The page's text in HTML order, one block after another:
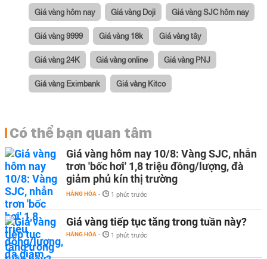
Giá vàng hôm nay Giá vàng Doji Giá vàng SJC hôm nay
Giá vàng 9999 Giá vàng 18k Giá vàng tây
Giá vàng 24K Giá vàng online Giá vàng PNJ
Giá vàng Eximbank Giá vàng Kitco
Có thể bạn quan tâm
Giá vàng hôm nay 10/8: Vàng SJC, nhẫn
trơn 'bốc hơi' 1,8 triệu đồng/lượng, đà
giảm phủ kín thị trường
HÀNG HÓA - 1 phút trước
Giá vàng tiếp tục tăng trong tuần này?
HÀNG HÓA - 1 phút trước